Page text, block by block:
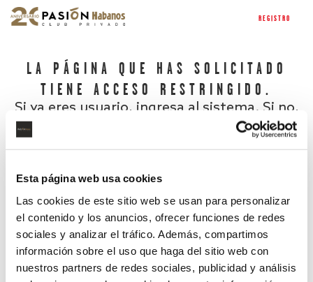
Esta página web usa cookies
Las cookies de este sitio web se usan para personalizar
el contenido y los anuncios, ofrecer funciones de redes
sociales y analizar el tráfico. Además, compartimos
información sobre el uso que haga del sitio web con
nuestros partners de redes sociales, publicidad y análisis
REGISTRO
LA PÁGINA QUE HAS SOLICITADO
TIENE ACCESO RESTRINGIDO.
Si ya eres usuario, ingresa al sistema. Si no,
¿Has olvidado tu contraseña?